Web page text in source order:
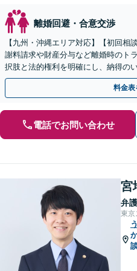
離婚回避・合意交渉
【九州・沖縄エリア対応】【初回相
謝料請求や財産分与など離婚時のト
択肢と法的権利を明確にし、納得の
たします【当日・休日・夜間相談OK
料金表
電話でお問い合わせ
宮
弁
東京